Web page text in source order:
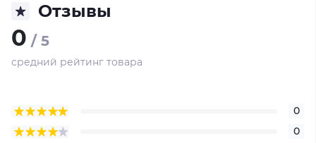
Отзывы
0 / 5
средний рейтинг товара
0
0